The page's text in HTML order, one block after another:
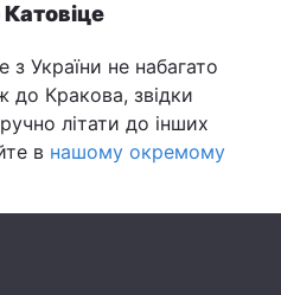
Статті
України не набагато
до Кракова, звідки
літати до інших
в нашому окремому